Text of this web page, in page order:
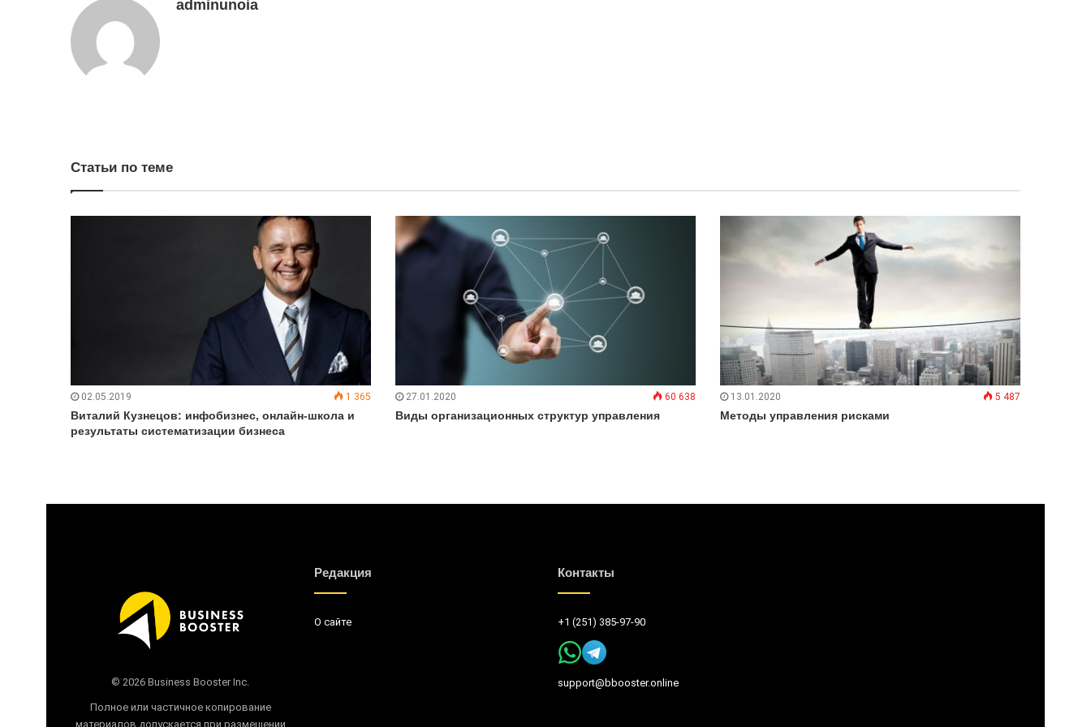
adminunoia
Статьи по теме
02.05.2019 1 365
Виталий Кузнецов: инфобизнес, онлайн-школа и
результаты систематизации бизнеса
27.01.2020 60 638
Виды организационных структур управления
13.01.2020 5 487
Методы управления рисками
© 2026 Business Booster Inc.
Полное или частичное копирование
материалов допускается при размещении
Редакция
О сайте
Контакты
+1 (251) 385-97-90
support@bbooster.online